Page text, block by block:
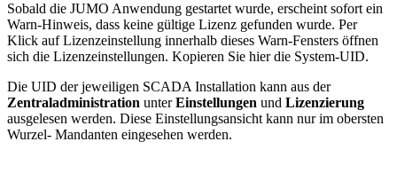
Sobald die JUMO Anwendung gestartet wurde, erscheint sofort ein
Warn-Hinweis, dass keine gültige Lizenz gefunden wurde. Per
Klick auf Lizenzeinstellung innerhalb dieses Warn-Fensters öffnen
sich die Lizenzeinstellungen. Kopieren Sie hier die System-UID.
Die UID der jeweiligen SCADA Installation kann aus der
Zentraladministration unterEinstellungen und Lizenzierung
ausgelesen werden. Diese Einstellungsansicht kann nur im obersten
Wurzel- Mandanten eingesehen werden.